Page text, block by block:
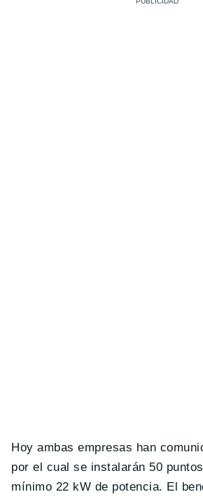
Hoy ambas empresas han
por el cual se instalarán 50
mínimo 22 kW de potencia. El